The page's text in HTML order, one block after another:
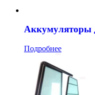
Аккумуляторы
Подробнее